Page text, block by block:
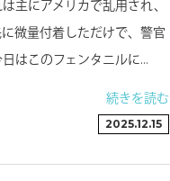
主にアメリカで乱用され、
微量付着しただけで、警官
はこのフェンタニルに…
続きを読む
2025.12.15